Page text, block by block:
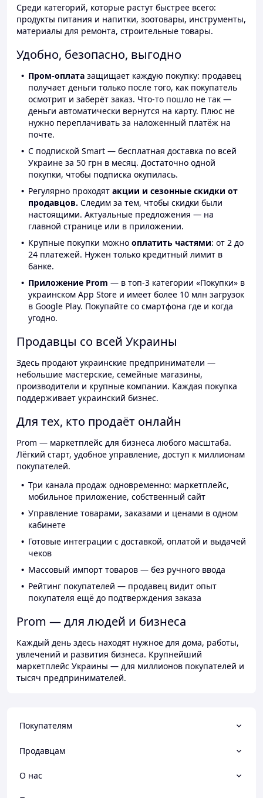
Среди категорий, которые растут быстрее всего:
продукты питания и напитки, зоотовары, инструменты,
материалы для ремонта, строительные товары.
Удобно, безопасно, выгодно
Пром-оплата защищает каждую покупку: продавец
получает деньги только после того, как покупатель
осмотрит и заберёт заказ. Что-то пошло не так —
деньги автоматически вернутся на карту. Плюс не
нужно переплачивать за наложенный платёж на
почте.
С подпиской Smart — бесплатная доставка по всей
Украине за 50 грн в месяц. Достаточно одной
покупки, чтобы подписка окупилась.
Регулярно проходят акции и сезонные скидки от
продавцов. Следим за тем, чтобы скидки были
настоящими. Актуальные предложения — на
главной странице или в приложении.
Крупные покупки можно оплатить частями: от 2 до
24 платежей. Нужен только кредитный лимит в
банке.
Приложение Prom — в топ-3 категории «Покупки» в
украинском App Store и имеет более 10 млн загрузок
в Google Play. Покупайте со смартфона где и когда
угодно.
Продавцы со всей Украины
Здесь продают украинские предприниматели —
небольшие мастерские, семейные магазины,
производители и крупные компании. Каждая покупка
поддерживает украинский бизнес.
Для тех, кто продаёт онлайн
Prom — маркетплейс для бизнеса любого масштаба.
Лёгкий старт, удобное управление, доступ к миллионам
покупателей.
Три канала продаж одновременно: маркетплейс,
мобильное приложение, собственный сайт
Управление товарами, заказами и ценами в одном
кабинете
Готовые интеграции с доставкой, оплатой и выдачей
чеков
Массовый импорт товаров — без ручного ввода
Рейтинг покупателей — продавец видит опыт
покупателя ещё до подтверждения заказа
Prom — для людей и бизнеса
Каждый день здесь находят нужное для дома, работы,
увлечений и развития бизнеса. Крупнейший
маркетплейс Украины — для миллионов покупателей и
тысяч предпринимателей.
Покупателям
Продавцам
О нас